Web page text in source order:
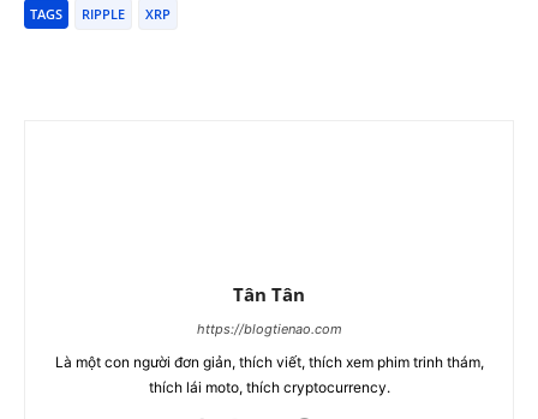
TAGS RIPPLE XRP
Tân Tân
https://blogtienao.com
Là một con người đơn giản, thích viết, thích xem phim trinh thám,
thích lái moto, thích cryptocurrency.